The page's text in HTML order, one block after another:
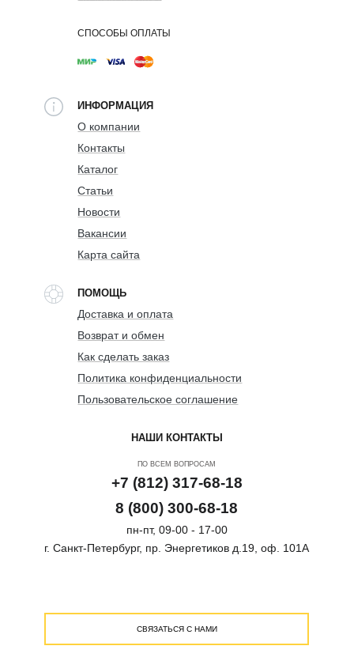
СПОСОБЫ ОПЛАТЫ
ИНФОРМАЦИЯ
О компании
Контакты
Каталог
Статьи
Новости
Вакансии
Карта сайта
ПОМОЩЬ
Доставка и оплата
Возврат и обмен
Как сделать заказ
Политика конфиденциальности
Пользовательское соглашение
НАШИ КОНТАКТЫ
ПО ВСЕМ ВОПРОСАМ
+7 (812) 317-68-18
8 (800) 300-68-18
пн-пт, 09-00 - 17-00
г. Санкт-Петербург, пр. Энергетиков д.19, оф. 101А
СВЯЗАТЬСЯ С НАМИ